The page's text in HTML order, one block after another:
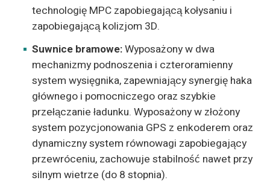
technologię MPC zapobiegającą kołysaniu i
zapobiegającą kolizjom 3D.
Suwnice bramowe:Wyposażony w dwa
mechanizmy podnoszenia i czteroramienny
system wysięgnika, zapewniający synergię haka
głównego i pomocniczego oraz szybkie
przełączanie ładunku. Wyposażony w złożony
system pozycjonowania GPS z enkoderem oraz
dynamiczny system równowagi zapobiegający
przewróceniu, zachowuje stabilność nawet przy
silnym wietrze (do 8 stopnia).